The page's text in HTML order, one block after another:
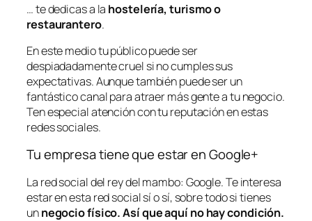
… te dedicas a la hostelería, turismo o
restaurantero.
En este medio tu público puede ser
despiadadamente cruel si no cumples sus
expectativas. Aunque también puede ser un
fantástico canal para atraer más gente a tu negocio.
Ten especial atención con tu reputación en estas
redes sociales.
Tu empresa tiene que estar en Google+
La red social del rey del mambo: Google. Te interesa
estar en esta red social sí o sí, sobre todo si tienes
unnegocio físico. Así que aquí no hay condición.